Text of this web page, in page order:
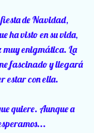
de Navidad,
ha visto en su vida,
muy enigmática. La
fascinado y llegará
estar con ella.
quiere. Aunque a